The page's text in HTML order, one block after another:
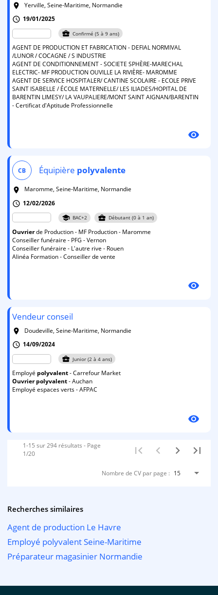
room
Yerville, Seine-Maritime, Normandie
schedule 19/01/2025
business_center Confirmé (5 à 9 ans)
AGENT DE PRODUCTION ET FABRICATION - DEFIAL NORMIVAL
/LUNOR / COCAGNE / S INDUSTRIE
AGENT DE CONDITIONNEMENT - SOCIETE SPHÈRE-MARECHAL
ELECTRIC- MF PRODUCTION OUVILLE LA RIVIÈRE- MAROMME
AGENT DE SERVICE HOSPITALER/ CANTINE SCOLAIRE - ECOLE PRIVE
SAINT ISABELLE / ÉCOLE MATERNELLE/ LES ILIADES/HOPITAL DE
BARENTIN LIMESY/ LA VAUPALIERE/MONT SAINT AIGNAN/BARENTIN
- Certificat d'Aptitude Professionnelle
visibility
CB Équipière polyvalente
room
Maromme, Seine-Maritime, Normandie
schedule 12/02/2026
school BAC+2 business_center Débutant (0 à 1 an)
Ouvrierde Production - MF Production - Maromme
Conseiller funéraire - PFG - Vernon
Conseiller funéraire - L'autre rive - Rouen
Alinéa Formation - Conseiller de vente
visibility
Vendeur conseil
room
Doudeville, Seine-Maritime, Normandie
schedule 14/09/2024
business_center Junior (2 à 4 ans)
Employé polyvalent- Carrefour Market
Ouvrier polyvalent- Auchan
Employé espaces verts - AFPAC
visibility
Nombre de CV par page : 15
1-15 sur 294 résultats - Page
1/20
Recherches similaires
Agent de production Le Havre
Employé polyvalent Seine-Maritime
Préparateur magasinier Normandie